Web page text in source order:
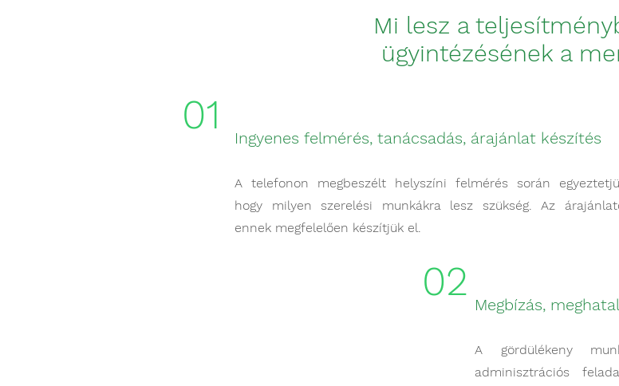
Mi lesz a
ügyintézésének a
01 Ingyenes felmérés, tanácsadás, árajánlat készítés
A telefonon megbeszélt helyszíni felmérés során
hogy milyen szerelési munkákra lesz szükség. Az
ennek megfelelően készítjük el.
02 Megbízás,
A gördülékeny
adminisztrációs